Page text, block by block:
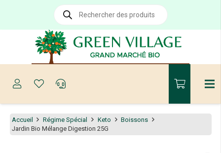
Recherche
produits
Accueil Régime Spécial Keto
Boissons
Jardin Bio Mélange Digestion 25G